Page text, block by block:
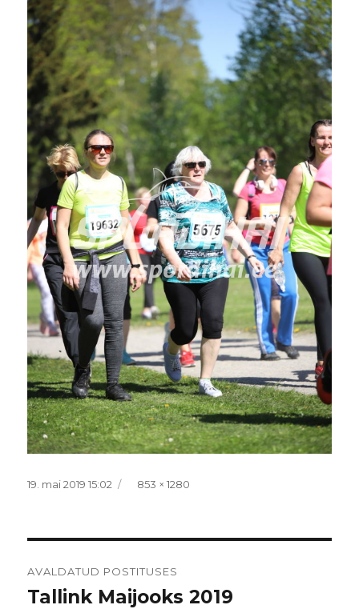
Postitatud
19. mai 2019 15:02 Täissuurus
853 × 1280
AVALDATUD POSTITUSES
Tallink Maijooks 2019